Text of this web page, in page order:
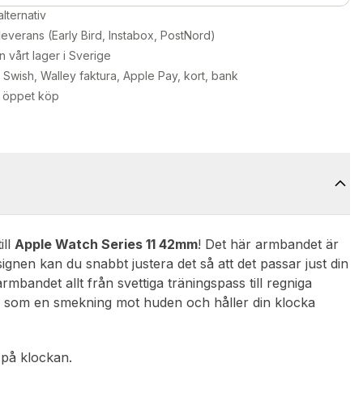
(Early Bird, Instabox, PostNord)
vårt lager i Sverige
Swish, Walley faktura, Apple Pay, kort, bank
öppet köp
Apple Watch Series 11 42mm! Det här armbandet är
kan du snabbt justera det så att det passar just din
allt från svettiga träningspass till regniga
en smekning mot huden och håller din klocka
klockan.